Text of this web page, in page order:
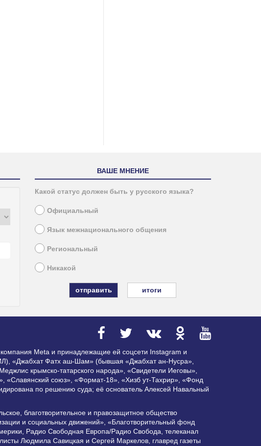
ВАШЕ МНЕНИЕ
Какой статус должен быть у русского языка?
Официальный
Язык межнационального общения
Региональный
Никакой
итоги
Meta и принадлежащие ей соцсети Instagram и
«Джабхат Фатх аш-Шам» (бывшая «Джабхат ан-Нусра»,
крымско-татарского народа», «Свидетели Иеговы»,
«Славянский союз», «Формат-18», «Хизб ут-Тахрир», «Фонд
по решению суда; её основатель Алексей Навальный
благотворительное и правозащитное общество
и социальных движений», «Благотворительный фонд
Радио Свободная Европа/Радио Свобода, телеканал
Людмила Савицкая и Сергей Маркелов, главред газеты